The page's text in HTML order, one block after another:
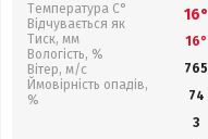
Температура С°
Відчувається як
Тиск, мм
Вологість, %
Вітер, м/с
Ймовірність опадів,
%
16°
16°
765
74
3